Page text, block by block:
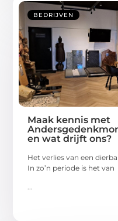
BEDRIJVEN
Maak kennis met
en wat drijft ons?
Het verlies van een
In zo’n periode is het van
...